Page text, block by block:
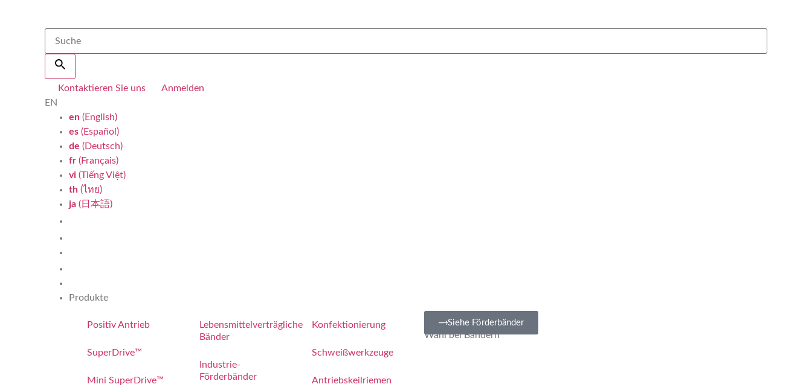
Kontaktieren Sie uns
Anmelden
EN
en(English)
es(Español)
de (Deutsch)
fr(Français)
vi(Tiếng Việt)
th(ไทย)
ja(日本語)
Produkte
Positiv Antrieb
SuperDrive™
Mini SuperDrive™
Lebensmittelverträgliche
Bänder
Industrie-
Förderbänder
Konfektionierung
Schweißwerkzeuge
Antriebskeilriemen
Weltweit die beste
Wahl bei Bändern
Siehe Förderbänder